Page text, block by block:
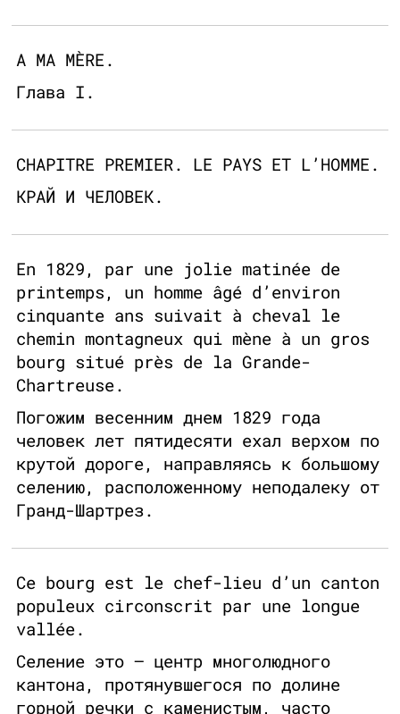
A MA MÈRE.
Глава I.
CHAPITRE PREMIER. LE PAYS ET L’HOMME.
КРАЙ И ЧЕЛОВЕК.
En 1829, par une jolie matinée de
printemps, un homme âgé d’environ
cinquante ans suivait à cheval le
chemin montagneux qui mène à un gros
bourg situé près de la Grande-
Chartreuse.
Погожим весенним днем 1829 года
человек лет пятидесяти ехал верхом по
крутой дороге, направляясь к большому
селению, расположенному неподалеку от
Гранд-Шартрез.
Ce bourg est le chef-lieu d’un canton
populeux circonscrit par une longue
vallée.
Селение это — центр многолюдного
кантона, протянувшегося по долине
горной речки с каменистым, часто